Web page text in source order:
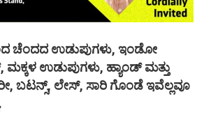
ಚೆಂದದ ಉಡುಪುಗಳು, ಇಂಡೋ
ಉಡುಪುಗಳು, ಹ್ಯಾಂಡ್ ಮತ್ತು
ಬಟನ್ಸ್, ಲೇಸ್, ಸಾರಿ ಗೊಂಡೆ ಇವೆಲ್ಲವೂ